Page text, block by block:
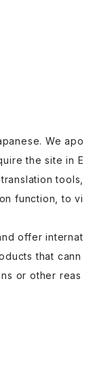
We apo
the site in E
tools,
function, to vi
offer internat
that cann
or other reas